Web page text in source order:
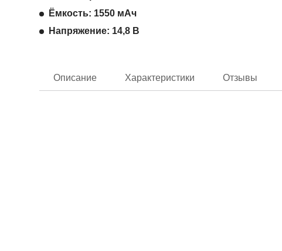
Ёмкость: 1550 мАч
Напряжение: 14,8 В
Описание Характеристики Отзывы